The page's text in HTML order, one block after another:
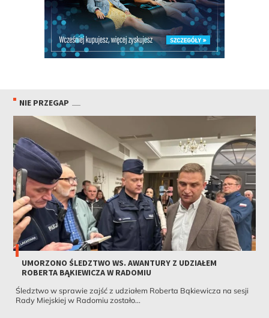
NIE PRZEGAP
UMORZONO ŚLEDZTWO WS. AWANTURY Z UDZIAŁEM
ROBERTA BĄKIEWICZA W RADOMIU
Śledztwo w sprawie zajść z udziałem Roberta Bąkiewicza na sesji
Rady Miejskiej w Radomiu zostało...